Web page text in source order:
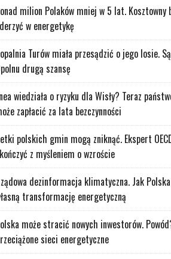
milion Polaków mniej w 5 lat. Kosztowny
w energetykę
Turów miała przesądzić o jego losie.
drugą szansę
wiedziała o ryzyku dla Wisły? Teraz
zapłacić za lata bezczynności
polskich gmin mogą zniknąć. Ekspert
z myśleniem o wzroście
dezinformacja klimatyczna. Jak
transformację energetyczną
może stracić nowych inwestorów.
sieci energetyczne